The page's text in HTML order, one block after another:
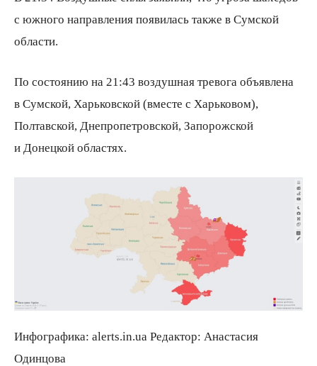
с южного направления появилась также в Сумской
области.
По состоянию на 21:43 воздушная тревога объявлена
в Сумской, Харьковской (вместе с Харьковом),
Полтавской, Днепропетровской, Запорожской
и Донецкой областях.
Инфографика: alerts.in.ua Редактор: Анастасия
Одинцова